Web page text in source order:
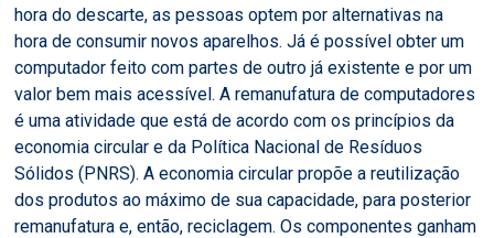
hora do descarte, as pessoas optem por alternativas na
hora de consumir novos aparelhos. Já é possível obter um
computador feito com partes de outro já existente e por um
valor bem mais acessível. A remanufatura de computadores
é uma atividade que está de acordo com os princípios da
economia circular e da Política Nacional de Resíduos
Sólidos (PNRS). A economia circular propõe a reutilização
dos produtos ao máximo de sua capacidade, para posterior
remanufatura e, então, reciclagem. Os componentes ganham